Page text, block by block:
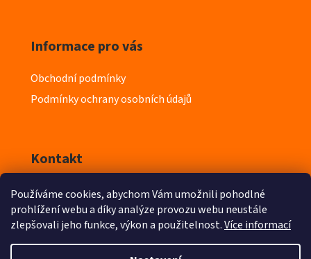
Používáme cookies, abychom Vám umožnili pohodlné
prohlížení webu a díky analýze provozu webu neustále
zlepšovali jeho funkce, výkon a použitelnost.Více informací
Informace pro vás
Obchodní podmínky
Podmínky ochrany osobních údajů
Kontakt
info@iyeska.cz
603 218 411